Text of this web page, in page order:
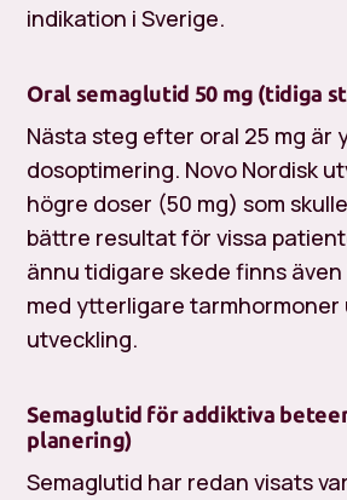
indikation i Sverige.
Oral semaglutid 50 mg (tidiga
Nästa steg efter oral 25 mg är
dosoptimering. Novo Nordisk
högre doser (50 mg) som
bättre resultat för vissa
ännu tidigare skede finns
med ytterligare tarmhormoner
utveckling.
Semaglutid för addiktiva
planering)
Semaglutid har redan visats